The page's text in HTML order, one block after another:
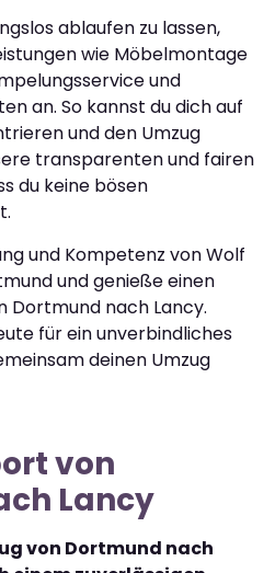
ablaufen zu lassen,
wie Möbelmontage
und
an. So kannst du dich auf
und den Umzug
transparenten und fairen
du keine bösen
und Kompetenz von Wolf
und genieße einen
Dortmund nach Lancy.
für ein unverbindliches
deinen Umzug
von
Lancy
von Dortmund nach